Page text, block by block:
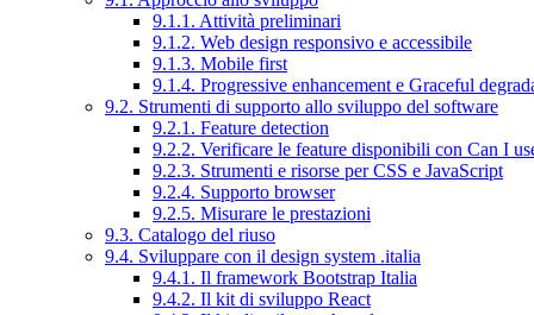
9.1.1. Attività preliminari
9.1.2. Web design responsivo e accessibile
9.1.3. Mobile first
9.1.4. Progressive enhancement e Graceful
9.2. Strumenti di supporto allo sviluppo del software
9.2.1. Feature detection
9.2.2. Verificare le feature disponibili con Can I
9.2.3. Strumenti e risorse per CSS e JavaScript
9.2.4. Supporto browser
9.2.5. Misurare le prestazioni
9.3. Catalogo del riuso
9.4. Sviluppare con il design system .italia
9.4.1. Il framework Bootstrap Italia
9.4.2. Il kit di sviluppo React